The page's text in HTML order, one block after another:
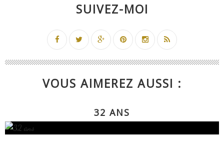
SUIVEZ-MOI
VOUS AIMEREZ AUSSI :
32 ANS